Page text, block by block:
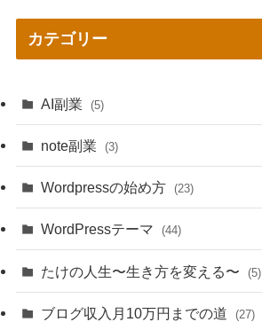
カテゴリー
AI副業 (5)
note副業 (3)
Wordpressの始め方 (23)
WordPressテーマ (44)
たけの人生〜生き方を変える〜 (5)
ブログ収入月10万円までの道 (27)